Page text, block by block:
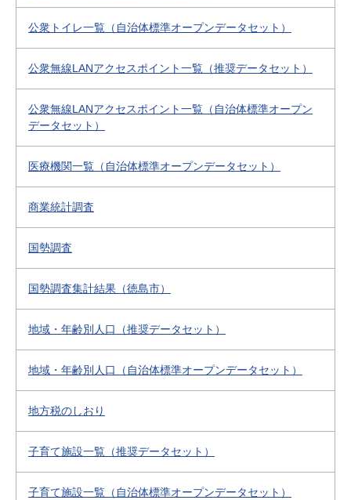
公衆トイレ一覧（自治体標準オープンデータセット）
公衆無線LANアクセスポイント一覧（推奨データセット）
公衆無線LANアクセスポイント一覧（自治体標準オープン
データセット）
医療機関一覧（自治体標準オープンデータセット）
商業統計調査
国勢調査
国勢調査集計結果（徳島市）
地域・年齢別人口（推奨データセット）
地域・年齢別人口（自治体標準オープンデータセット）
地方税のしおり
子育て施設一覧（推奨データセット）
子育て施設一覧（自治体標準オープンデータセット）